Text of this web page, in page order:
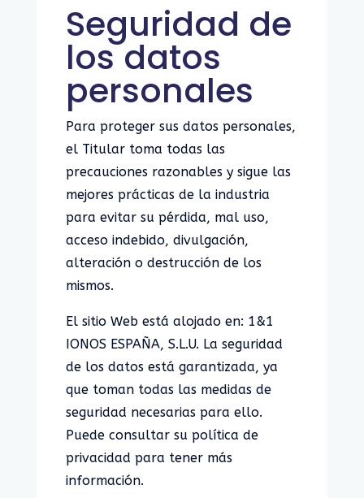
Seguridad de
los datos
personales
Para proteger sus datos personales,
el Titular toma todas las
precauciones razonables y sigue las
mejores prácticas de la industria
para evitar su pérdida, mal uso,
acceso indebido, divulgación,
alteración o destrucción de los
mismos.
El sitio Web está alojado en: 1&1
IONOS ESPAÑA, S.L.U. La seguridad
de los datos está garantizada, ya
que toman todas las medidas de
seguridad necesarias para ello.
Puede consultar su política de
privacidad para tener más
información.